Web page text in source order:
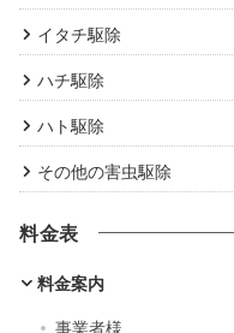
イタチ駆除
ハチ駆除
ハト駆除
その他の害虫駆除
料金表
料金案内
事業者様